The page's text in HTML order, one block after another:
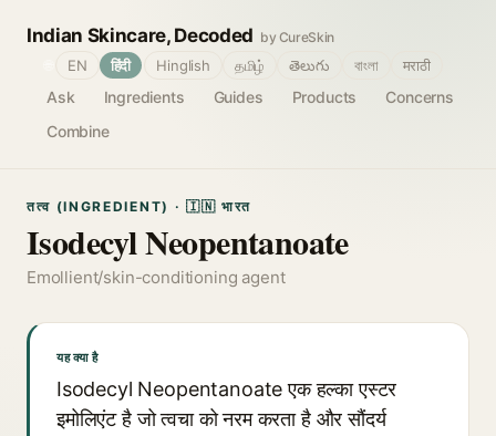
Indian Skincare, Decoded by CureSkin
Ask Ingredients Guides Products
Concerns
Combine
EN हिंदी Hinglish தமிழ் తెలుగు বাংলা मराठी
तत्व (INGREDIENT) · 🇮🇳 भारत
Isodecyl Neopentanoate
Emollient/skin-conditioning agent
यह क्या है
Isodecyl Neopentanoate एक हल्का एस्टर
इमोलिएंट है जो त्वचा को नरम करता है और सौंदर्य